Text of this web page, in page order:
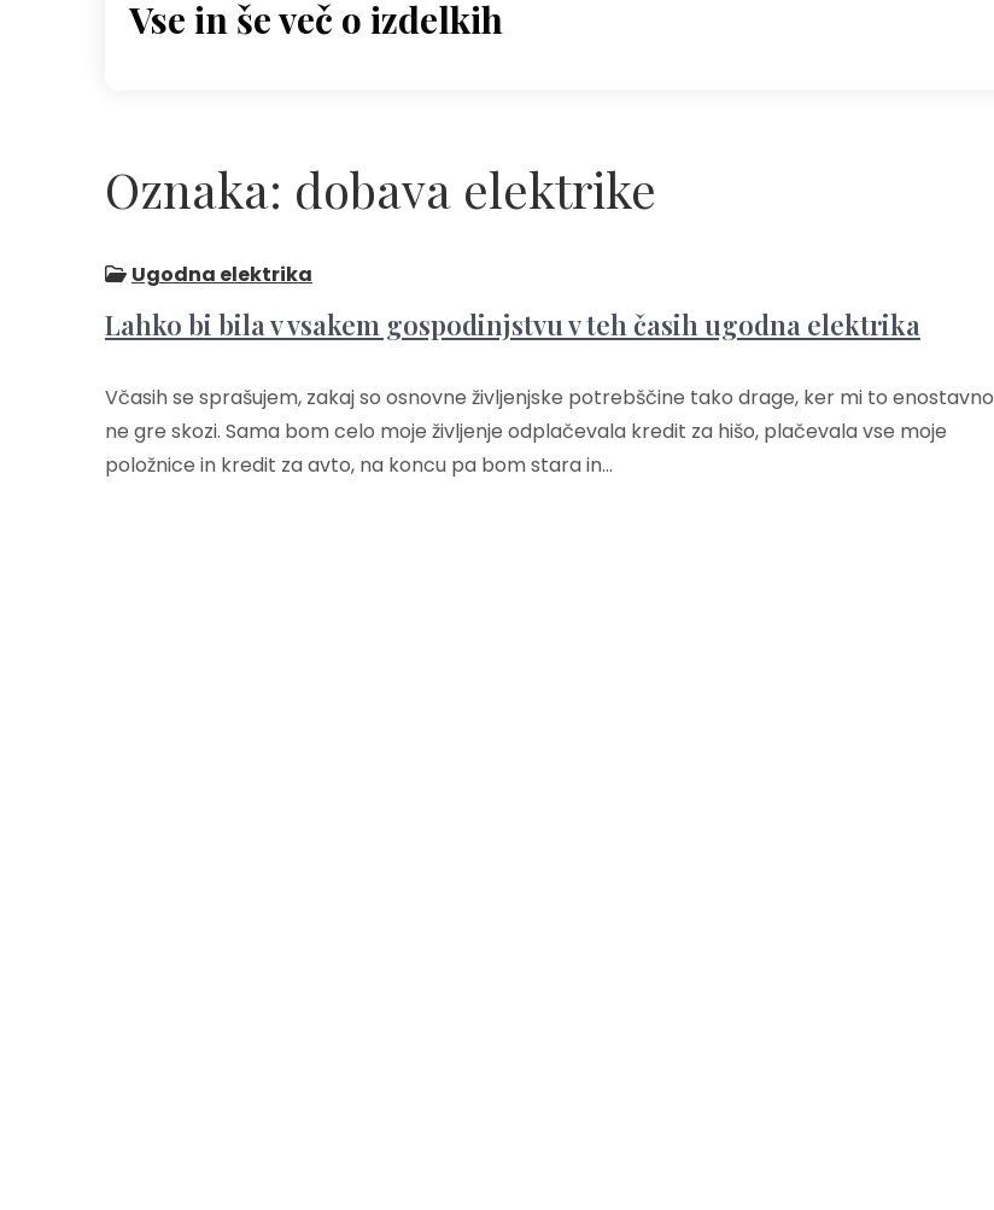
Vse in še več o izdelkih
Oznaka: dobava elektrike
Ugodna elektrika
Lahko bi bila v vsakem gospodinjstvu v teh časih ugodna elektrika
Včasih se sprašujem, zakaj so osnovne življenjske potrebščine tako drage, ker mi to enostavno
ne gre skozi. Sama bom celo moje življenje odplačevala kredit za hišo, plačevala vse moje
položnice in kredit za avto, na koncu pa bom stara in…